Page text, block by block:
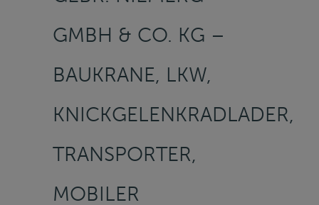
GMBH & CO. KG –
BAUKRANE, LKW,
KNICKGELENKRADLADER,
TRANSPORTER,
MOBILER